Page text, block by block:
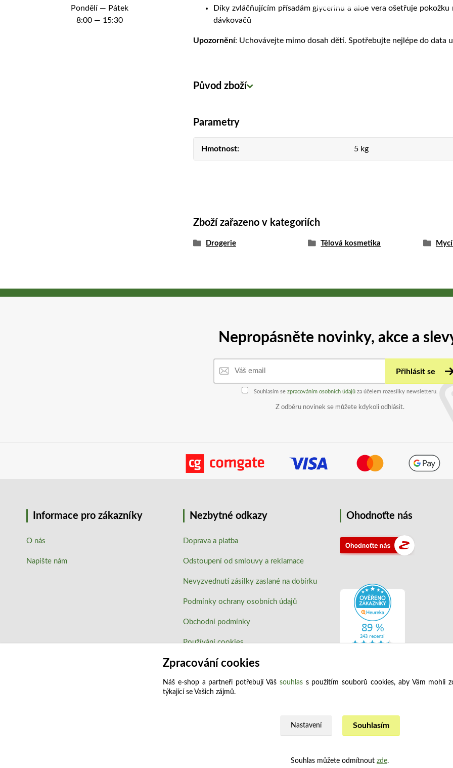
Pondělí — Pátek
8:00 — 15:30
Díky zvláčňujícím přísadám glycerinu a aloe vera ošetřuje
dávkovačů
Upozornění: Uchovávejte mimo dosah dětí. Spotřebujte nejlépe do data
Původ zboží
Parametry
Hmotnost 5 kg
Zboží zařazeno v kategoriích
Drogerie Tělová kosmetika
Nepropásněte novinky, akce a
Přihlásit se
Souhlasím se zpracováním osobních údajů za účelem rozesílky newsletteru.
Z odběru novinek se můžete kdykoli odhlásit.
Informace pro zákazníky
O nás
Napište nám
Nezbytné odkazy
Doprava a platba
Odstoupení od smlouvy a reklamace
Nevyzvednutí zásilky zaslané na dobírku
Podmínky ochrany osobních údajů
Obchodní podmínky
Používání cookies
Ohodnoťte nás
Zpracování cookies
Náš e-shop a partneři potřebují Váš souhlass použitím souborů cookies, aby Vám mohli
týkající se Vašich zájmů.
Nastavení Souhlasím
Souhlas můžete odmítnout zde.